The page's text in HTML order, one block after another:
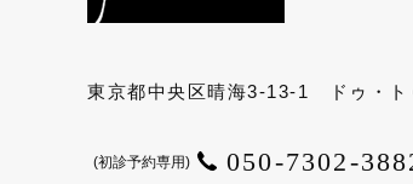
東京都中央区晴海3-13-1 ドゥ・ト
(初診予約専用) 050-7302-